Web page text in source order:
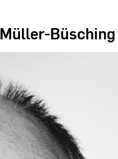
Büsching